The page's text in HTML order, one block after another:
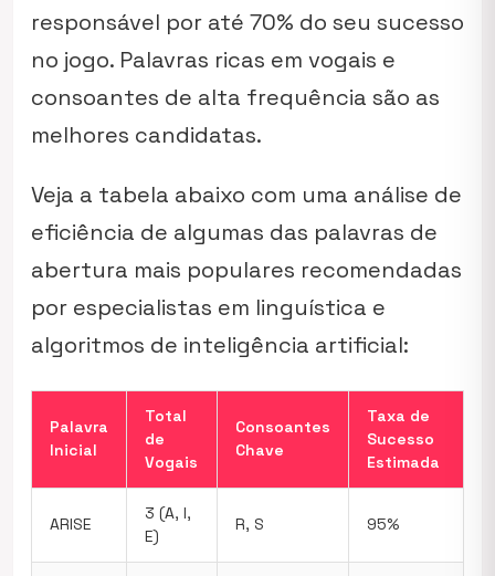
responsável por até 70% do seu sucesso
no jogo. Palavras ricas em vogais e
consoantes de alta frequência são as
melhores candidatas.
Veja a tabela abaixo com uma análise de
eficiência de algumas das palavras de
abertura mais populares recomendadas
por especialistas em linguística e
algoritmos de inteligência artificial:
Palavra
Inicial
Total
de
Vogais
Consoantes
Chave
Taxa de
Sucesso
Estimada
ARISE
3 (A, I,
E)
R, S 95%